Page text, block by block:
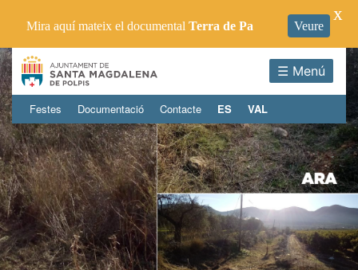
☰ Menú
Festes Documentació Contacte ES VAL
Mira aquí mateix el documental Terra de Pa Veure
X